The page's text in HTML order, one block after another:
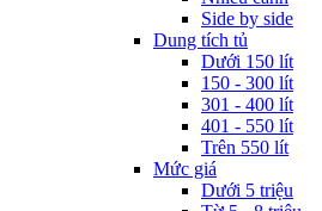
Side by side
Dung tích tủ
Dưới 150 lít
150 - 300 lít
301 - 400 lít
401 - 550 lít
Trên 550 lít
Mức giá
Dưới 5 triệu